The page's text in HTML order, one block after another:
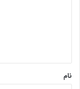
نام